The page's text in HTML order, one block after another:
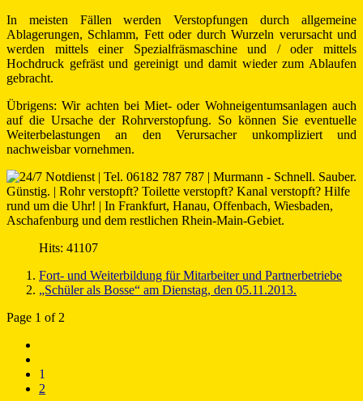
In meisten Fällen werden Verstopfungen durch allgemeine
Ablagerungen, Schlamm, Fett oder durch Wurzeln verursacht und
werden mittels einer Spezialfräsmaschine und / oder mittels
Hochdruck gefräst und gereinigt und damit wieder zum Ablaufen
gebracht.
Übrigens: Wir achten bei Miet- oder Wohneigentumsanlagen auch
auf die Ursache der Rohrverstopfung. So können Sie eventuelle
Weiterbelastungen an den Verursacher unkompliziert und
nachweisbar vornehmen.
Hits: 41107
Fort- und Weiterbildung für Mitarbeiter und Partnerbetriebe
„Schüler als Bosse“ am Dienstag, den 05.11.2013.
Page 1 of 2
1
2